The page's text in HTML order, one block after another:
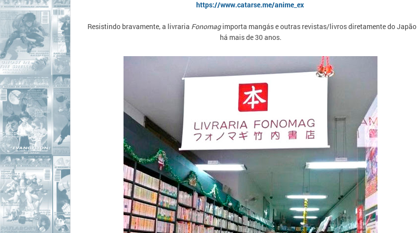
https://www.catarse.me/anime_ex
Resistindo bravamente, a livraria Fonomagimporta mangás e outras revistas/livros diretamente do Japão
há mais de 30 anos.